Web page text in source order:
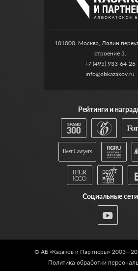
101000, Москва, Лялин
строение 3.
+7 (495) 933-64-26
info@abkazakov.ru
Рейтинги и
Социальные сети
© АБ «Казаков и Партнеры»
Политика обработки